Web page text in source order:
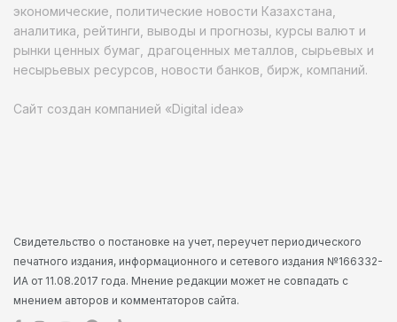
экономические, политические новости Казахстана,
аналитика, рейтинги, выводы и прогнозы, курсы валют и
рынки ценных бумаг, драгоценных металлов, сырьевых и
несырьевых ресурсов, новости банков, бирж, компаний.
Сайт создан компанией «Digital idea»
Свидетельство о постановке на учет, переучет периодического
печатного издания, информационного и сетевого издания №166332-
ИА от 11.08.2017 года. Мнение редакции может не совпадать с
мнением авторов и комментаторов сайта.